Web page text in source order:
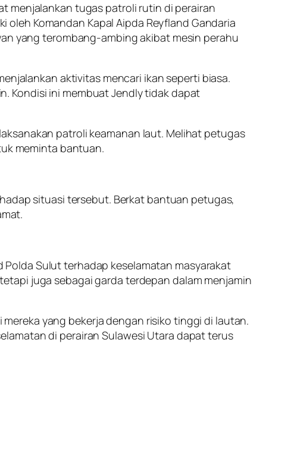
menjalankan tugas patroli rutin di perairan
oleh Komandan Kapal Aipda Reyfland Gandaria
yang terombang-ambing akibat mesin perahu
aktivitas mencari ikan seperti biasa.
Kondisi ini membuat Jendly tidak dapat
patroli keamanan laut. Melihat petugas
meminta bantuan.
situasi tersebut. Berkat bantuan petugas,
Sulut terhadap keselamatan masyarakat
juga sebagai garda terdepan dalam menjamin
yang bekerja dengan risiko tinggi di lautan.
di perairan Sulawesi Utara dapat terus